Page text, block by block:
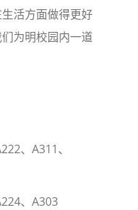
活方面做得更好
为明校园内一道
、A311、
、A303